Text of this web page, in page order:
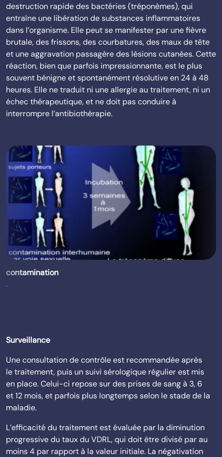
destruction rapide des bactéries (tréponèmes), qui
entraîne une libération de substances inflammatoires
dans l’organisme. Elle peut se manifester par une fièvre
brutale, des frissons, des courbatures, des maux de tête
et une aggravation passagère des lésions cutanées. Cette
réaction, bien que parfois impressionnante, est le plus
souvent bénigne et spontanément résolutive en 24 à 48
heures. Elle ne traduit ni une allergie au traitement, ni un
échec thérapeutique, et ne doit pas conduire à
interrompre l’antibiothérapie.
contamination
.
Surveillance
Une consultation de contrôle est recommandée après
le traitement, puis un suivi sérologique régulier est mis
en place. Celui-ci repose sur des prises de sang à 3, 6
et 12 mois, et parfois plus longtemps selon le stade de la
maladie.
L’efficacité du traitement est évaluée par la diminution
progressive du taux du VDRL, qui doit être divisé par au
moins 4 par rapport à la valeur initiale. La négativation